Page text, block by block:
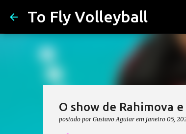
To Fly Volleyball
O show de Rahimova
postado por Gustavo Aguiar em janeiro 05,